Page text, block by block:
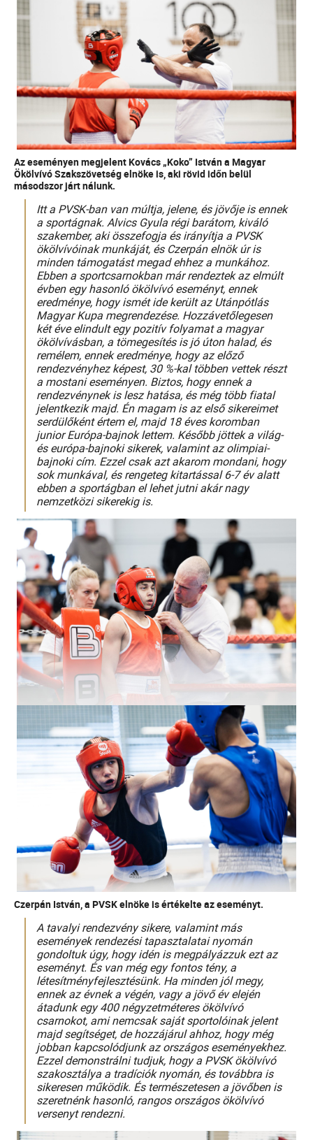
Az eseményen megjelent Kovács „Koko” István a Magyar
Ökölvívó Szakszövetség elnöke is, aki rövid időn belül
másodszor járt nálunk.
Itt a PVSK-ban van múltja, jelene, és jövője is ennek
a sportágnak. Alvics Gyula régi barátom, kiváló
szakember, aki összefogja és irányítja a PVSK
ökölvívóinak munkáját, és Czerpán elnök úr is
minden támogatást megad ehhez a munkához.
Ebben a sportcsarnokban már rendeztek az elmúlt
évben egy hasonló ökölvívó eseményt, ennek
eredménye, hogy ismét ide került az Utánpótlás
Magyar Kupa megrendezése. Hozzávetőlegesen
két éve elindult egy pozitív folyamat a magyar
ökölvívásban, a tömegesítés is jó úton halad, és
remélem, ennek eredménye, hogy az előző
rendezvényhez képest, 30 %-kal többen vettek részt
a mostani eseményen. Biztos, hogy ennek a
rendezvénynek is lesz hatása, és még több fiatal
jelentkezik majd. Én magam is az első sikereimet
serdülőként értem el, majd 18 éves koromban
junior Európa-bajnok lettem. Később jöttek a világ-
és európa-bajnoki sikerek, valamint az olimpiai-
bajnoki cím. Ezzel csak azt akarom mondani, hogy
sok munkával, és rengeteg kitartással 6-7 év alatt
ebben a sportágban el lehet jutni akár nagy
nemzetközi sikerekig is.
Czerpán István, a PVSK elnöke is értékelte az eseményt.
A tavalyi rendezvény sikere, valamint más
események rendezési tapasztalatai nyomán
gondoltuk úgy, hogy idén is megpályázzuk ezt az
eseményt. És van még egy fontos tény, a
létesítményfejlesztésünk. Ha minden jól megy,
ennek az évnek a végén, vagy a jövő év elején
átadunk egy 400 négyzetméteres ökölvívó
csarnokot, ami nemcsak saját sportolóinak jelent
majd segítséget, de hozzájárul ahhoz, hogy még
jobban kapcsolódjunk az országos eseményekhez.
Ezzel demonstrálni tudjuk, hogy a PVSK ökölvívó
szakosztálya a tradíciók nyomán, és továbbra is
sikeresen működik. És természetesen a jövőben is
szeretnénk hasonló, rangos országos ökölvívó
versenyt rendezni.